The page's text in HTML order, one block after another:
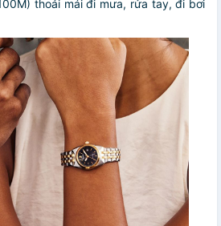
thoải mái đi mưa, rửa tay, đi bơi